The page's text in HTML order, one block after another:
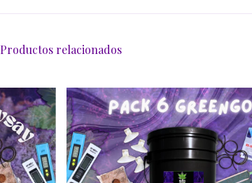
Productos relacionados